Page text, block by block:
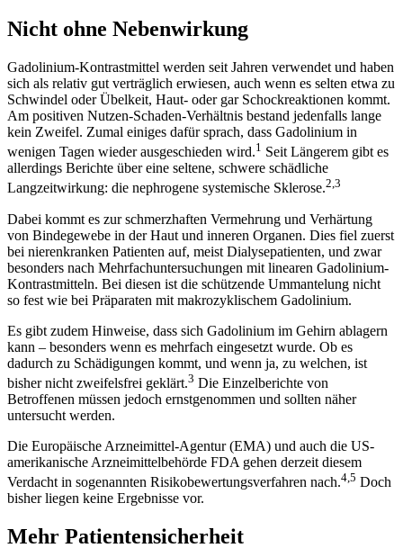
Nicht ohne Nebenwirkung
Gadolinium-Kontrastmittel werden seit Jahren verwendet und haben
sich als relativ gut verträglich erwiesen, auch wenn es selten etwa zu
Schwindel oder Übelkeit, Haut- oder gar Schockreaktionen kommt.
Am positiven Nutzen-Schaden-Verhältnis bestand jedenfalls lange
kein Zweifel. Zumal einiges dafür sprach, dass Gadolinium in
wenigen Tagen wieder ausgeschieden wird.1 Seit Längerem gibt es
allerdings Berichte über eine seltene, schwere schädliche
Langzeitwirkung: die nephrogene systemische Skle­rose.2,3
Dabei kommt es zur schmerzhaften Vermehrung und Verhärtung
von Bindegewebe in der Haut und inneren Organen. Dies fiel zuerst
bei nierenkranken Patienten auf, meist Dialysepatienten, und zwar
besonders nach Mehrfachuntersuchungen mit linearen Gadolinium-
Kontrastmitteln. Bei diesen ist die schützende Ummantelung nicht
so fest wie bei Präparaten mit makrozyklischem Gadolinium.
Es gibt zudem Hinweise, dass sich Gadolinium im Gehirn ablagern
kann – besonders wenn es mehrfach eingesetzt wurde. Ob es
dadurch zu Schädigungen kommt, und wenn ja, zu welchen, ist
bisher nicht zweifelsfrei geklärt.3 Die Einzelberichte von
Betroffenen müssen jedoch ernstgenommen und sollten näher
untersucht werden.
Die Europäische Arzneimittel-Agentur (EMA) und auch die US-
amerikanische Arzneimittelbehörde FDA gehen derzeit diesem
Verdacht in sogenannten Risikobewertungsverfahren nach.4,5 Doch
bisher liegen keine Ergebnisse vor.
Mehr Patientensicherheit